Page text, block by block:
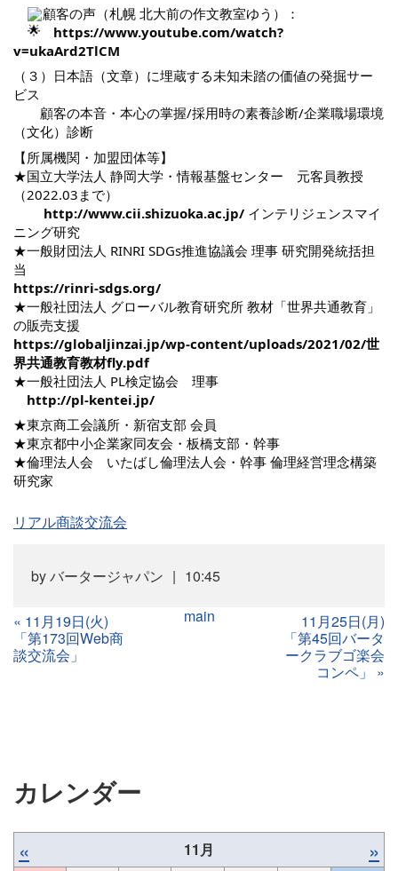
顧客の声（札幌 北大前の作文教室ゆう）：
https://www.youtube.com/watch?
v=ukaArd2TlCM
（３）日本語（文章）に埋蔵する未知未踏の価値の発掘サー
ビス
顧客の本音・本心の掌握/採用時の素養診断/企業職場環境
（文化）診断
【所属機関・加盟団体等】
★国立大学法人 静岡大学・情報基盤センター 元客員教授
（2022.03まで）
http://www.cii.shizuoka.ac.jp/ インテリジェンスマイ
ニング研究
★一般財団法人 RINRI SDGs推進協議会 理事 研究開発統括担
当
https://rinri-sdgs.org/
★一般社団法人 グローバル教育研究所 教材「世界共通教育」
の販売支援
https://globaljinzai.jp/wp-content/uploads/2021/02/世
界共通教育教材fly.pdf
★一般社団法人 PL検定協会 理事
http://pl-kentei.jp/
★東京商工会議所・新宿支部 会員
★東京都中小企業家同友会・板橋支部・幹事
★倫理法人会 いたばし倫理法人会・幹事 倫理経営理念構築
研究家
リアル商談交流会
byバータージャパン 10:45
« 11月19日(火)
「第173回Web商
談交流会」
main
11月25日(月)
「第45回バータ
ークラブゴ楽会
コンペ」
»
カレンダー
« 11月 »